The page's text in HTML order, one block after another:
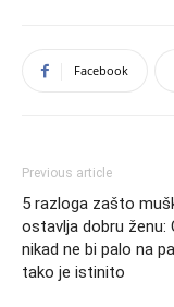
Facebook
Previous article
5 razloga zašto
ostavlja dobru ženu:
nikad ne bi palo na
tako je istinito